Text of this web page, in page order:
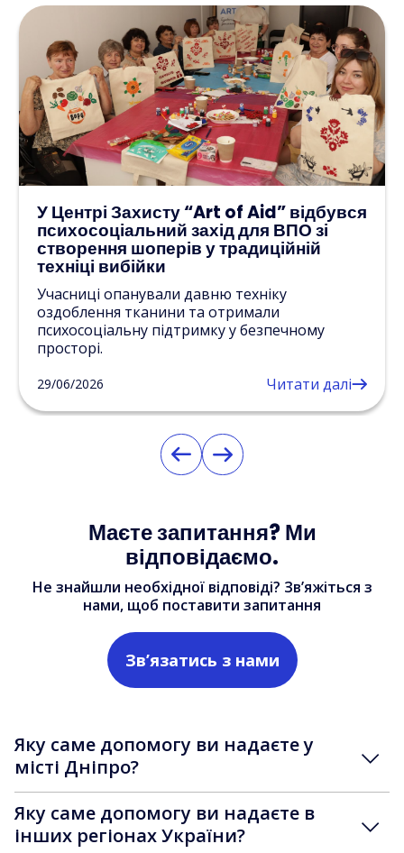
У Центрі Захисту “Art of Aid” відбувся
психосоціальний захід для ВПО зі
створення шоперів у традиційній
техніці вибійки
Учасниці опанували давню техніку
оздоблення тканини та отримали
психосоціальну підтримку у безпечному
просторі.
29/06/2026 Читати далі
Маєте запитання? Ми
відповідаємо.
Не знайшли необхідної відповіді? Зв’яжіться з
нами, щоб поставити запитання
Зв’язатись з нами
Яку саме допомогу ви надаєте у
місті Дніпро?
Яку саме допомогу ви надаєте в
інших регіонах України?